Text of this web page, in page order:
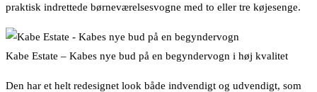
praktisk indrettede børneværelsesvogne med to eller tre køjesenge.
Kabe Estate – Kabes nye bud på en begyndervogn i høj kvalitet
Den har et helt redesignet look både indvendigt og udvendigt, som